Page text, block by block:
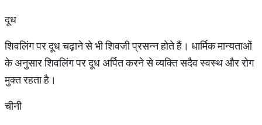
दूध
शिवलिंग पर दूध चढ़ाने से भी शिवजी प्रसन्न होते हैं। धार्मिक मान्यताओं
के अनुसार शिवलिंग पर दूध अर्पित करने से व्यक्ति सदैव स्वस्थ और रोग
मुक्त रहता है।
चीनी